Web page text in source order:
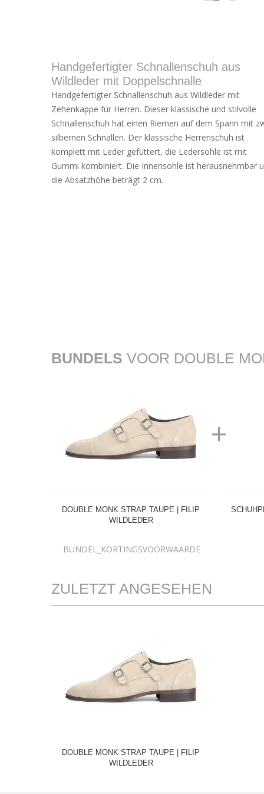
Handgefertigter Schnallenschuh aus
Wildleder mit Doppelschnalle
Handgefertigter Schnallenschuh aus Wildleder mit
Zehenkappe für Herren. Dieser klassische und stilvolle
Schnallenschuh hat einen Riemen auf dem Spann mit
silbernen Schnallen. Der klassische Herrenschuh ist
komplett mit Leder gefüttert, die Ledersohle ist mit
Gummi kombiniert. Die Innensohle ist herausnehmbar
die Absatzhöhe beträgt 2 cm.
BUNDELS VOOR DOUBLE
DOUBLE MONK STRAP TAUPE | FILIP
WILDLEDER
+
BUNDEL_KORTINGSVOORWAARDE
ZULETZT ANGESEHEN
DOUBLE MONK STRAP TAUPE | FILIP
WILDLEDER